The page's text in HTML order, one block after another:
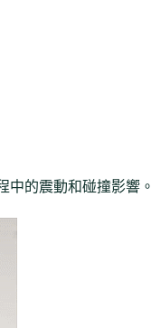
中的震動和碰撞影響。